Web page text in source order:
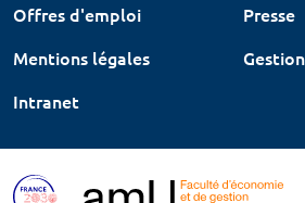
Offres d'emploi
Presse
Mentions légales
Intranet